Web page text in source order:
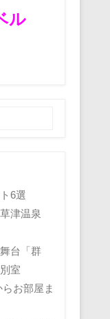
ル
6選
津温泉
台「群
室
お部屋ま